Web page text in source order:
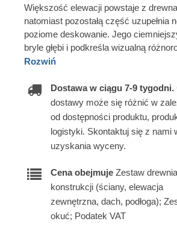
Większość elewacji powstaje z
natomiast pozostałą część uzupełnia
poziome deskowanie. Jego
bryle głębi i podkreśla wizualną
Rozwiń
Dostawa w ciągu 7-9 tygodni.
dostawy może się różnić w
od dostępności produktu,
logistyki. Skontaktuj się z nami
uzyskania wyceny.
Cena obejmuje Zestaw
konstrukcji (ściany, elewacja
zewnętrzna, dach, podłoga);
okuć; Podatek VAT